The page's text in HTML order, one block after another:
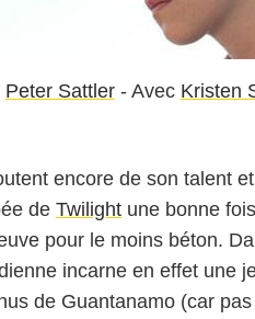
Peter Sattler - Avec Kristen
encore de son talent
de Twilight une bonne
pour le moins béton.
incarne en effet une
de Guantanamo (car